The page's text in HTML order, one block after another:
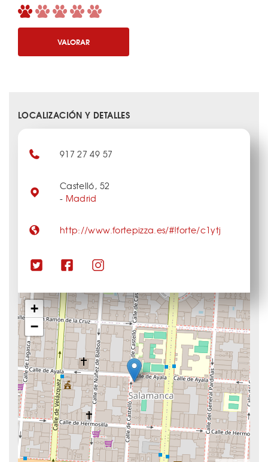
VALORAR
LOCALIZACIÓN Y DETALLES
+
−
917 27 49 57
Castelló, 52
- Madrid
http://www.fortepizza.es/#!forte/c1ytj